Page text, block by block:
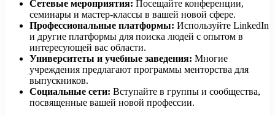
Сетевые мероприятия: Посещайте конференции,
семинары и мастер-классы в вашей новой сфере.
Профессиональные платформы: Используйте LinkedIn
и другие платформы для поиска людей с опытом в
интересующей вас области.
Университеты и учебные заведения: Многие
учреждения предлагают программы менторства для
выпускников.
Социальные сети: Вступайте в группы и сообщества,
посвященные вашей новой профессии.